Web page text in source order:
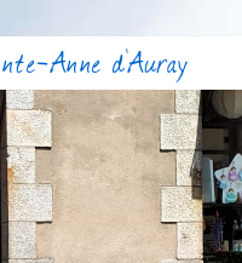
Anne d'Auray